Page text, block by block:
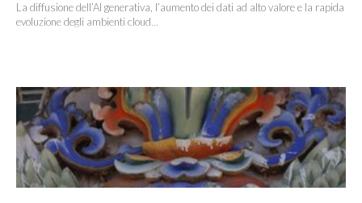
La diffusione dell’AI generativa, l’aumento dei dati ad alto valore e la rapida
evoluzione degli ambienti cloud...